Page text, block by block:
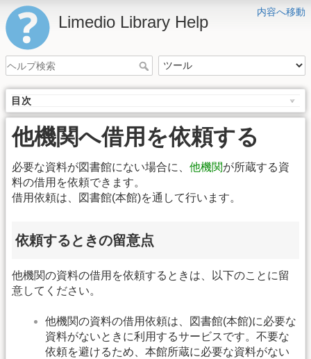
内容へ移動
Limedio Library Help
目次
他機関へ借用を依頼する
必要な資料が図書館にない場合に、 他機関が所蔵する資
料の借用を依頼できます。
借用依頼は、図書館(本館)を通して行います。
依頼するときの留意点
他機関の資料の借用を依頼するときは、以下のことに留
意してください。
他機関の資料の借用依頼は、図書館(本館)に必要な
資料がないときに利用するサービスです。不要な
依頼を避けるため、本館所蔵に必要な資料がない